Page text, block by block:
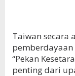
Taiwan secara
“Pekan
penting dari